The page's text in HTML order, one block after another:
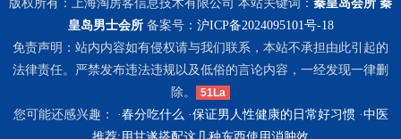
版权所有：上海淘房客信息技术有限公司 本站关键词： 秦皇岛会所 秦
皇岛男士会所备案号： 沪ICP备2024095101号-18
免责声明：站内内容如有侵权请与我们联系，本站不承担由此引起的
法律责任。严禁发布违法违规以及低俗的言论内容，一经发现一律删
除。
51La
您可能还感兴趣： ·春分吃什么 ·保证男人性健康的日常好习惯·中医